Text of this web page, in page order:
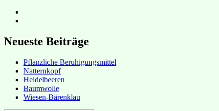
Instagram
Neueste Beiträge
Pflanzliche Beruhigungsmittel
Natternkopf
Heidelbeeren
Baumwolle
Wiesen-Bärenklau